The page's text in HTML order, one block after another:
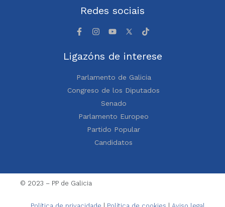
Redes sociais
Ligazóns de interese
Parlamento de Galicia
Congreso de los Diputados
Senado
Parlamento Europeo
Partido Popular
Candidatos
© 2023 – PP de Galicia